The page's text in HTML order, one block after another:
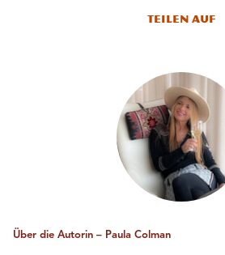
Teilen auf
Über die Autorin – Paula Colman